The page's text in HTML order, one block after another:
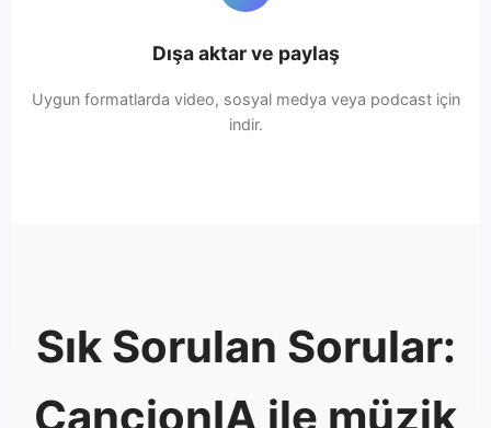
Dışa aktar ve paylaş
Uygun formatlarda video, sosyal medya veya podcast için
indir.
Sık Sorulan Sorular:
CancionIA ile müzik